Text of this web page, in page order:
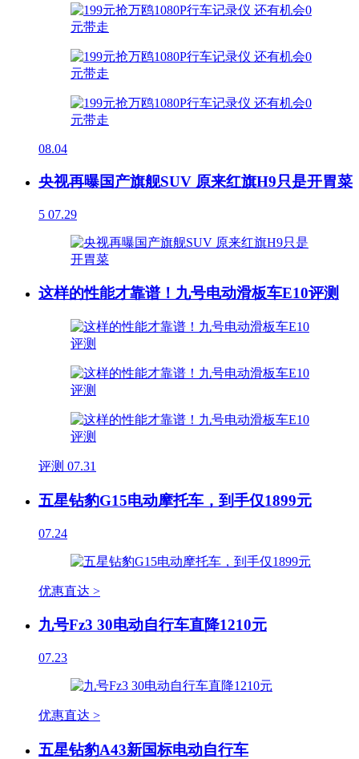
08.04
央视再曝国产旗舰SUV 原来红旗H9只是开胃菜
5 07.29
这样的性能才靠谱！九号电动滑板车E10评测
评测 07.31
五星钻豹G15电动摩托车，到手仅1899元
07.24
优惠直达 >
九号Fz3 30电动自行车直降1210元
07.23
优惠直达 >
五星钻豹A43新国标电动自行车